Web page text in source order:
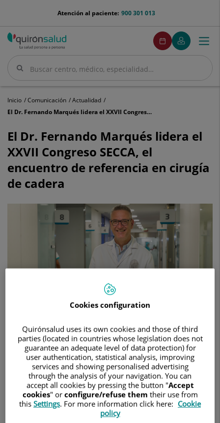
menu-
900 301 013
Atención al paciente:
Buscar
Buscar
menuPedirCita
Pedir
cita
Mi
Quirónsalud
Menú
Inicio Comunicación
Actualidad
El Dr. Fernando Marqués lidera el XXVII Congreso SECCA, el encuentro de referencia en cirugía de cadera
Dr.
Fernando
Marqués
el
XXVII
SECCA,
de
El Dr. Fernando Marqués lidera el
XXVII Congreso SECCA, el
encuentro de referencia en cirugía
de cadera
TRAUMATOLOGÍA Y CIRUGÍA ORTOPÉDICA
El especialista del Hospital El Pilar
presidió el congreso anual de la
Sociedad Española de Cirugía de
Cadera, reuniendo a los
Cookies configuration
Quirónsalud uses its own cookies and those of third
parties (located in countries whose legislation does not
guarantee an adequate level of data protection) for
user authentication, statistical analysis, improving
services and showing personalised advertising
through the analysis of your navigation. You can
accept all cookies by pressing the button "Accept
cookies" or configure/refuse them their use from
this Settings. For more information click here: Cookie
policy